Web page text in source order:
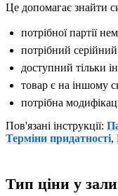
Це допомагає знайти
потрібної партії
потрібний
доступний тільки
товар є на іншому
потрібна
Пов'язані інструкції:
Терміни придатності,
Тип ціни у